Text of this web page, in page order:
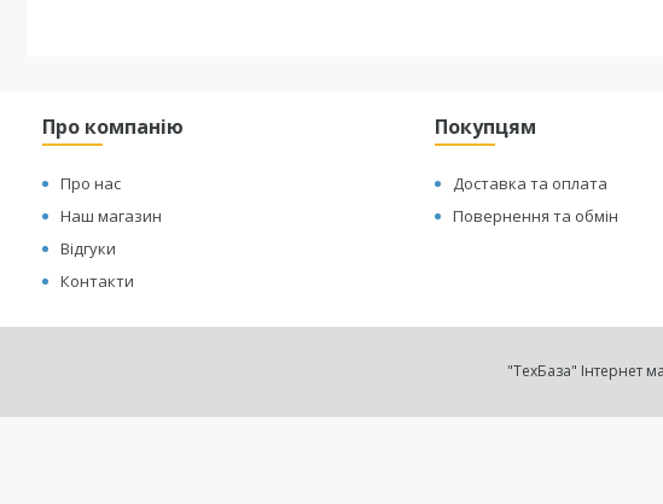
Про компанію
Про нас
Наш магазин
Відгуки
Контакти
Покупцям
Доставка та оплата
Повернення та обмін